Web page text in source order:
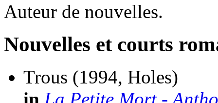
Auteur de nouvelles.
Nouvelles et courts
Trous (1994, Holes)
in La Petite Mort -